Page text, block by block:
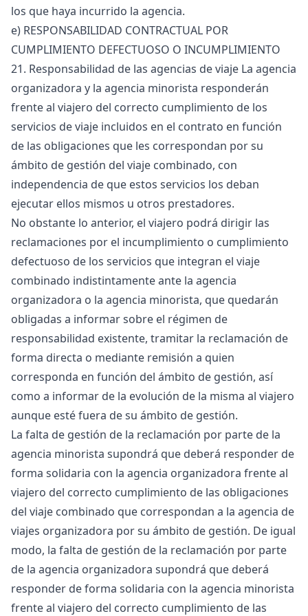
los que haya incurrido la agencia.
e) RESPONSABILIDAD CONTRACTUAL POR
CUMPLIMIENTO DEFECTUOSO O INCUMPLIMIENTO
21. Responsabilidad de las agencias de viaje La agencia
organizadora y la agencia minorista responderán
frente al viajero del correcto cumplimiento de los
servicios de viaje incluidos en el contrato en función
de las obligaciones que les correspondan por su
ámbito de gestión del viaje combinado, con
independencia de que estos servicios los deban
ejecutar ellos mismos u otros prestadores.
No obstante lo anterior, el viajero podrá dirigir las
reclamaciones por el incumplimiento o cumplimiento
defectuoso de los servicios que integran el viaje
combinado indistintamente ante la agencia
organizadora o la agencia minorista, que quedarán
obligadas a informar sobre el régimen de
responsabilidad existente, tramitar la reclamación de
forma directa o mediante remisión a quien
corresponda en función del ámbito de gestión, así
como a informar de la evolución de la misma al viajero
aunque esté fuera de su ámbito de gestión.
La falta de gestión de la reclamación por parte de la
agencia minorista supondrá que deberá responder de
forma solidaria con la agencia organizadora frente al
viajero del correcto cumplimiento de las obligaciones
del viaje combinado que correspondan a la agencia de
viajes organizadora por su ámbito de gestión. De igual
modo, la falta de gestión de la reclamación por parte
de la agencia organizadora supondrá que deberá
responder de forma solidaria con la agencia minorista
frente al viajero del correcto cumplimiento de las